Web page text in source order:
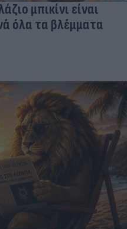
μπικίνι είναι
όλα τα βλέμματα